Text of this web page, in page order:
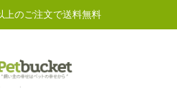
上のご注文で送料無料